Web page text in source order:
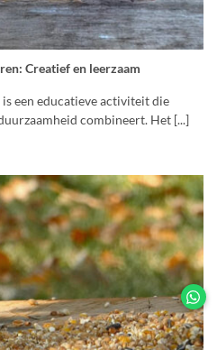
Creatief en leerzaam
een educatieve activiteit die
combineert. Het [...]